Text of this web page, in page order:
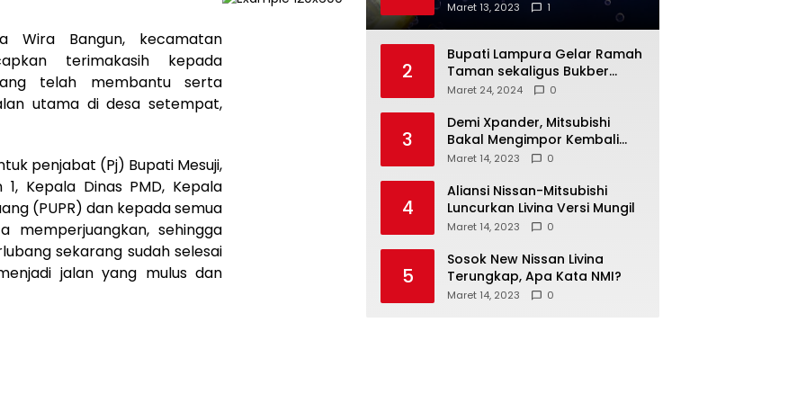
Bangun, kecamatan
terimakasih kepada
telah membantu serta
utama di desa setempat,
penjabat (Pj) Bupati Mesuji,
Kepala Dinas PMD, Kepala
(PUPR) dan kepada semua
sehingga
sekarang sudah selesai
jalan yang mulus dan
Anda
Maret 13, 2023 1
2
Bupati Lampura Gelar Ramah
Taman sekaligus Bukber
dengan Forkopimda
Maret 24, 2024 0
3
Demi Xpander, Mitsubishi
Bakal Mengimpor Kembali
Pajero Sport
Maret 14, 2023 0
4
Aliansi Nissan-Mitsubishi
Luncurkan Livina Versi Mungil
Maret 14, 2023 0
5
Sosok New Nissan Livina
Terungkap, Apa Kata NMI?
Maret 14, 2023 0